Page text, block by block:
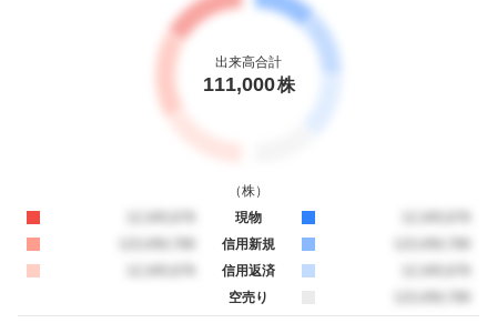
出来高合計
111,000株
（株）
現物
信用新規
信用返済
空売り